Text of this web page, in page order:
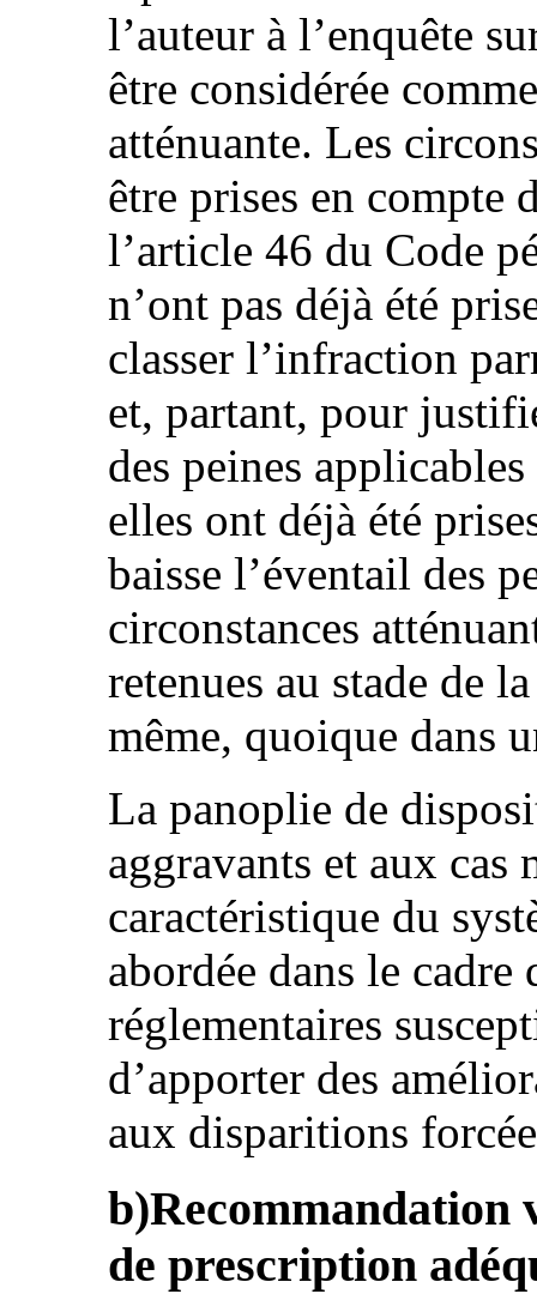
l’auteur à l’enquête
être considérée
atténuante. Les
être prises en compte
l’article 46 du Code
n’ont pas déjà été
classer l’infraction
et, partant, pour
des peines
elles ont déjà été
baisse l’éventail des
circonstances
retenues au stade de
même, quoique dans
La panoplie de
aggravants et aux cas
caractéristique du
abordée dans le cadre
réglementaires
d’apporter des
aux disparitions
b)Recommandation
de prescription